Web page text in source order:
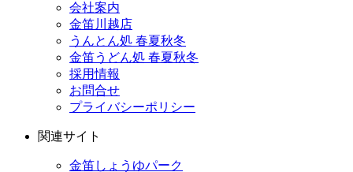
会社案内
金笛川越店
うんとん処 春夏秋冬
金笛うどん処 春夏秋冬
採用情報
お問合せ
プライバシーポリシー
関連サイト
金笛しょうゆパーク